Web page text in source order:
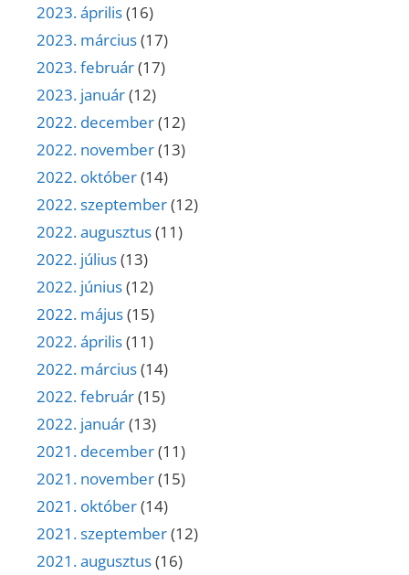
2023. április(16)
2023. március(17)
2023. február(17)
2023. január(12)
2022. december(12)
2022. november(13)
2022. október(14)
2022. szeptember(12)
2022. augusztus(11)
2022. július(13)
2022. június(12)
2022. május(15)
2022. április(11)
2022. március(14)
2022. február(15)
2022. január(13)
2021. december(11)
2021. november(15)
2021. október(14)
2021. szeptember(12)
2021. augusztus(16)